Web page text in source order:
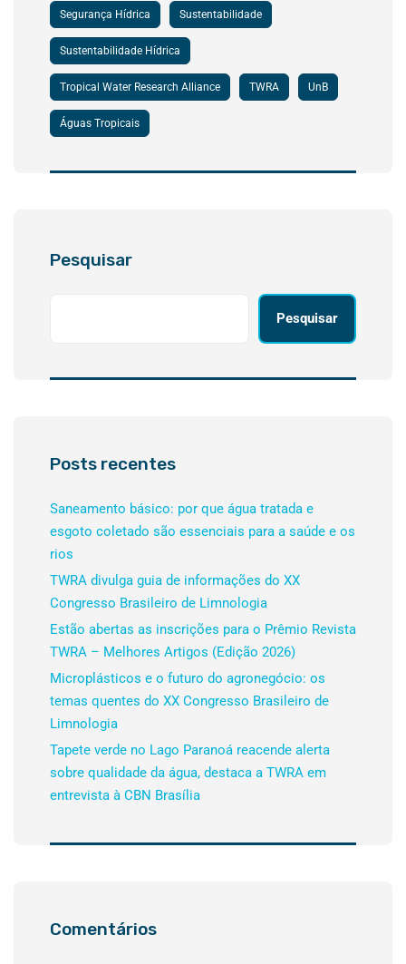
Segurança Hídrica Sustentabilidade
Sustentabilidade Hídrica
Tropical Water Research Alliance TWRA UnB
Águas Tropicais
Pesquisar
Pesquisar
Posts recentes
Saneamento básico: por que água tratada e
esgoto coletado são essenciais para a saúde e os
rios
TWRA divulga guia de informações do XX
Congresso Brasileiro de Limnologia
Estão abertas as inscrições para o Prêmio Revista
TWRA – Melhores Artigos (Edição 2026)
Microplásticos e o futuro do agronegócio: os
temas quentes do XX Congresso Brasileiro de
Limnologia
Tapete verde no Lago Paranoá reacende alerta
sobre qualidade da água, destaca a TWRA em
entrevista à CBN Brasília
Comentários